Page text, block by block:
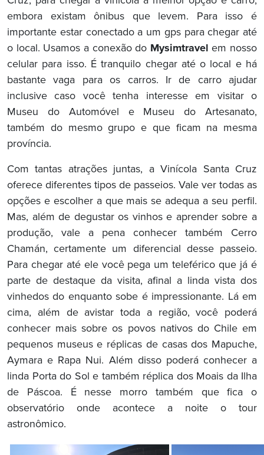
embora existam ônibus que levem. Para isso é
importante estar conectado a um gps para chegar até
o local. Usamos a conexão do Mysimtravel em nosso
celular para isso. É tranquilo chegar até o local e há
bastante vaga para os carros. Ir de carro ajudar
inclusive caso você tenha interesse em visitar o
Museu do Automóvel e Museu do Artesanato,
também do mesmo grupo e que ficam na mesma
província.
Com tantas atrações juntas, a Vinícola Santa Cruz
oferece diferentes tipos de passeios. Vale ver todas as
opções e escolher a que mais se adequa a seu perfil.
Mas, além de degustar os vinhos e aprender sobre a
produção, vale a pena conhecer também Cerro
Chamán, certamente um diferencial desse passeio.
Para chegar até ele você pega um teleférico que já é
parte de destaque da visita, afinal a linda vista dos
vinhedos do enquanto sobe é impressionante. Lá em
cima, além de avistar toda a região, você poderá
conhecer mais sobre os povos nativos do Chile em
pequenos museus e réplicas de casas dos Mapuche,
Aymara e Rapa Nui. Além disso poderá conhecer a
linda Porta do Sol e também réplica dos Moais da Ilha
de Páscoa. É nesse morro também que fica o
observatório onde acontece a noite o tour
astronômico.